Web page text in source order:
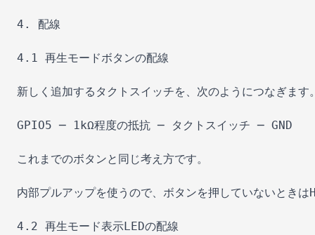
4. 配線
4.1 再生モードボタンの配線
新しく追加するタクトスイッチを、次のようにつなぎます
GPIO5 ─ 1kΩ程度の抵抗 ─ タクトスイッチ ─ GND
これまでのボタンと同じ考え方です。
内部プルアップを使うので、ボタンを押していないときは
4.2 再生モード表示LEDの配線